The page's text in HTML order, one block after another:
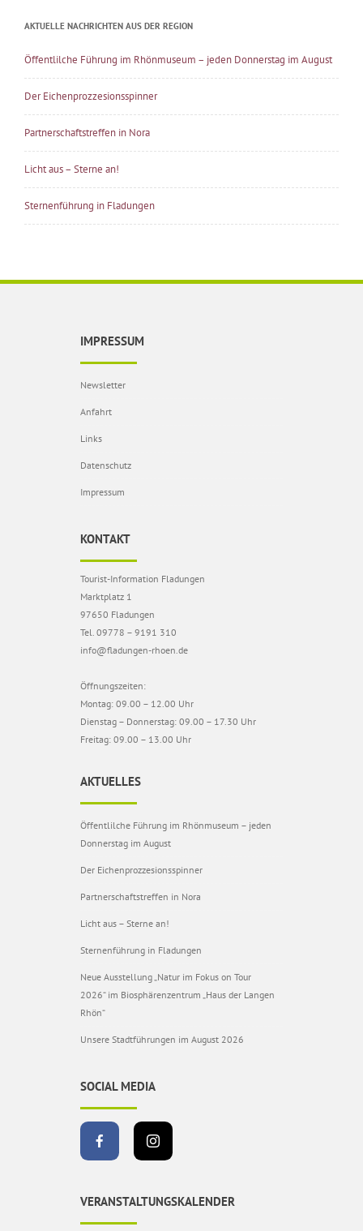
AKTUELLE NACHRICHTEN AUS DER REGION
Öffentlilche Führung im Rhönmuseum – jeden Donnerstag im August
Der Eichenprozzesionsspinner
Partnerschaftstreffen in Nora
Licht aus – Sterne an!
Sternenführung in Fladungen
IMPRESSUM
Newsletter
Anfahrt
Links
Datenschutz
Impressum
KONTAKT
Tourist-Information Fladungen
Marktplatz 1
97650 Fladungen
Tel. 09778 – 9191 310
info@fladungen-rhoen.de
Öffnungszeiten:
Montag: 09.00 – 12.00 Uhr
Dienstag – Donnerstag: 09.00 – 17.30 Uhr
Freitag: 09.00 – 13.00 Uhr
AKTUELLES
Öffentlilche Führung im Rhönmuseum – jeden
Donnerstag im August
Der Eichenprozzesionsspinner
Partnerschaftstreffen in Nora
Licht aus – Sterne an!
Sternenführung in Fladungen
Neue Ausstellung „Natur im Fokus on Tour
2026“ im Biosphärenzentrum „Haus der Langen
Rhön“
Unsere Stadtführungen im August 2026
SOCIAL MEDIA
VERANSTALTUNGSKALENDER